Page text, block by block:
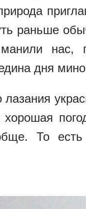
раньше
нас,
дня
лазания
То